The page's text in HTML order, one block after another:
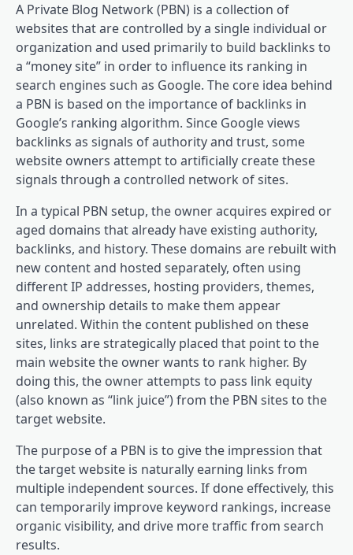
A Private Blog Network (PBN) is a collection of
websites that are controlled by a single individual or
organization and used primarily to build backlinks to
a “money site” in order to influence its ranking in
search engines such as Google. The core idea behind
a PBN is based on the importance of backlinks in
Google’s ranking algorithm. Since Google views
backlinks as signals of authority and trust, some
website owners attempt to artificially create these
signals through a controlled network of sites.
In a typical PBN setup, the owner acquires expired or
aged domains that already have existing authority,
backlinks, and history. These domains are rebuilt with
new content and hosted separately, often using
different IP addresses, hosting providers, themes,
and ownership details to make them appear
unrelated. Within the content published on these
sites, links are strategically placed that point to the
main website the owner wants to rank higher. By
doing this, the owner attempts to pass link equity
(also known as “link juice”) from the PBN sites to the
target website.
The purpose of a PBN is to give the impression that
the target website is naturally earning links from
multiple independent sources. If done effectively, this
can temporarily improve keyword rankings, increase
organic visibility, and drive more traffic from search
results.